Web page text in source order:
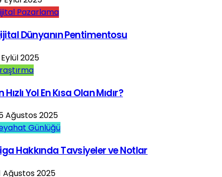
Pazarlama
Dünyanın Pentimentosu
2025
Hızlı Yol En Kısa Olan Mıdır?
Ağustos 2025
Günlüğü
Hakkında Tavsiyeler ve Notlar
Ağustos 2025